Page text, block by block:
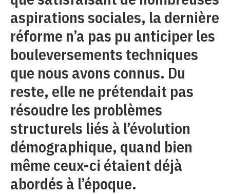
aspirations sociales, la dernière
réforme n’a pas pu anticiper les
bouleversements techniques
que nous avons connus. Du
reste, elle ne prétendait pas
résoudre les problèmes
structurels liés à l’évolution
démographique, quand bien
même ceux-ci étaient déjà
abordés à l’époque.